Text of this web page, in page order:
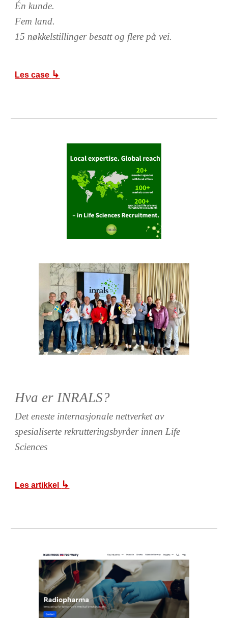
Én kunde.
Fem land.
15 nøkkelstillinger besatt og flere på vei.
Les case ↳
Hva er INRALS?
Det eneste internasjonale nettverket av
spesialiserte rekrutteringsbyråer innen Life
Sciences
Les artikkel ↳